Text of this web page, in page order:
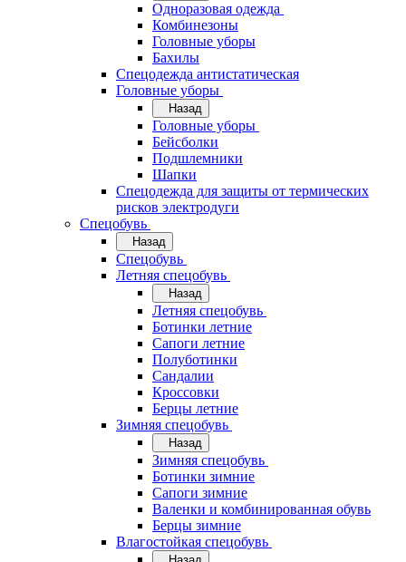
Одноразовая одежда
Комбинезоны
Головные уборы
Бахилы
Спецодежда антистатическая
Головные уборы
Назад
Головные уборы
Бейсболки
Подшлемники
Шапки
Спецодежда для защиты от термических
рисков электродуги
Спецобувь
Назад
Спецобувь
Летняя спецобувь
Назад
Летняя спецобувь
Ботинки летние
Сапоги летние
Полуботинки
Сандалии
Кроссовки
Берцы летние
Зимняя спецобувь
Назад
Зимняя спецобувь
Ботинки зимние
Сапоги зимние
Валенки и комбинированная обувь
Берцы зимние
Влагостойкая спецобувь